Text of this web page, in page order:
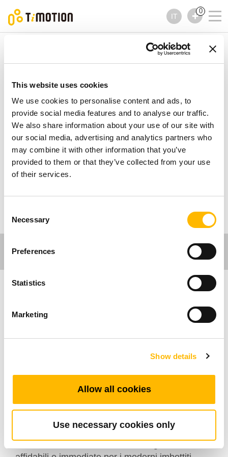
This website uses cookies
We use cookies to personalise content and ads, to
provide social media features and to analyse our traffic.
We also share information about your use of our site with
our social media, advertising and analytics partners who
may combine it with other information that you’ve
provided to them or that they’ve collected from your use
of their services.
Selection
Necessary
Preferences
Statistics
Marketing
Show details
Allow all cookies
Use necessary cookies only
IT
0
Serie TH16
Comandi
comando manuela integrato, ottimizzato per il
inserisce direttamente nelle poltrone reclinabili
motorizzate, garantendo un'estetica pulita e
senza ingombri. Dotata di un massimo di quattro
pulsanti reattivi e del supporto per